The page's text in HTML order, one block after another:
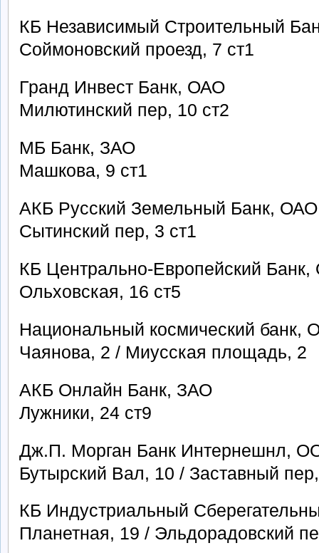
КБ Независимый Строительный
Соймоновский проезд, 7 ст1
Гранд Инвест Банк, ОАО
Милютинский пер, 10 ст2
МБ Банк, ЗАО
Машкова, 9 ст1
АКБ Русский Земельный Банк, ОАО
Сытинский пер, 3 ст1
КБ Центрально-Европейский
Ольховская, 16 ст5
Национальный космический банк,
Чаянова, 2 / Миусская площадь, 2
АКБ Онлайн Банк, ЗАО
Лужники, 24 ст9
Дж.П. Морган Банк Интернешнл,
Бутырский Вал, 10 / Заставный
КБ Индустриальный
Планетная, 19 / Эльдорадовский